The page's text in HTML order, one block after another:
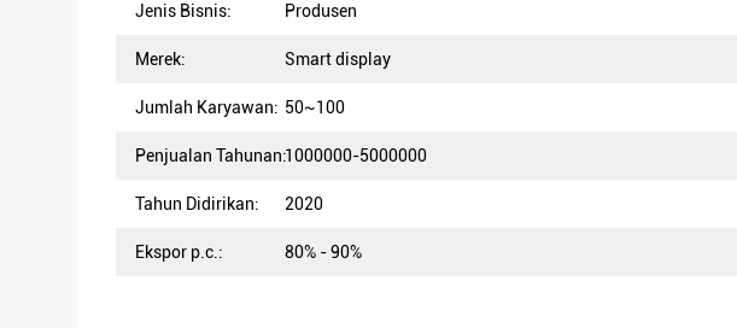
Jenis Bisnis: Produsen
Merek: Smart display
Jumlah Karyawan: 50~100
Penjualan Tahunan:1000000-5000000
Tahun Didirikan: 2020
Ekspor p.c.: 80% - 90%